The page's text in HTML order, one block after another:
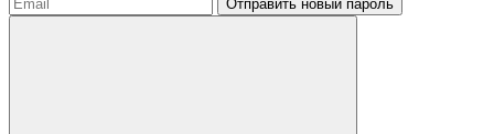
Отправить новый пароль